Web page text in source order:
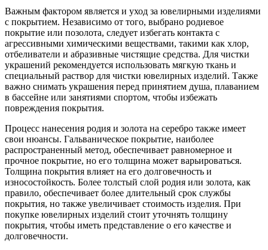
Важным фактором является и уход за ювелирными изделиями
с покрытием. Независимо от того, выбрано родиевое
покрытие или позолота, следует избегать контакта с
агрессивными химическими веществами, такими как хлор,
отбеливатели и абразивные чистящие средства. Для чистки
украшений рекомендуется использовать мягкую ткань и
специальный раствор для чистки ювелирных изделий. Также
важно снимать украшения перед принятием душа, плаванием
в бассейне или занятиями спортом, чтобы избежать
повреждения покрытия.
Процесс нанесения родия и золота на серебро также имеет
свои нюансы. Гальваническое покрытие, наиболее
распространенный метод, обеспечивает равномерное и
прочное покрытие, но его толщина может варьироваться.
Толщина покрытия влияет на его долговечность и
износостойкость. Более толстый слой родия или золота, как
правило, обеспечивает более длительный срок службы
покрытия, но также увеличивает стоимость изделия. При
покупке ювелирных изделий стоит уточнять толщину
покрытия, чтобы иметь представление о его качестве и
долговечности.